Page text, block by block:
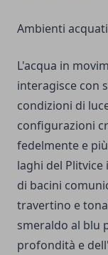
Ambienti
L'acqua in
interagisce con
condizioni di
configurazioni
fedelmente e
laghi del Plitvice
di bacini
travertino e
smeraldo al blu
profondità e